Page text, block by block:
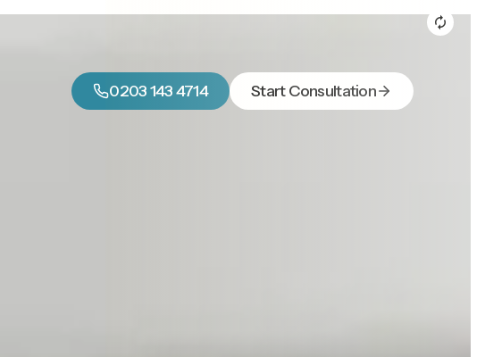
0203 143 4714 Start Consultation